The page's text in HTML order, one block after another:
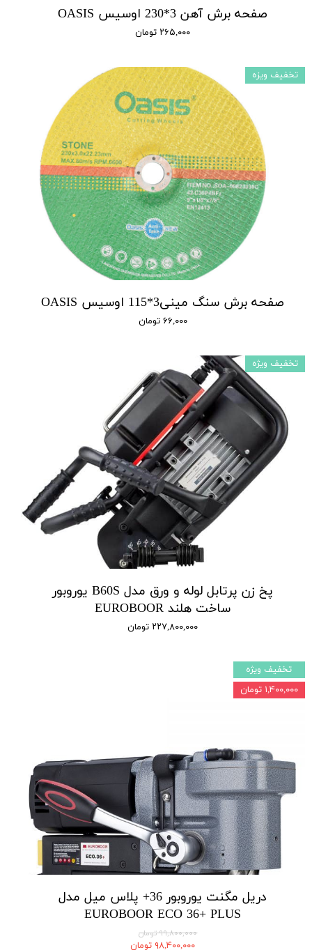
صفحه برش آهن 3*230 اوسیس OASIS
۲۶۵,۰۰۰ تومان
صفحه برش سنگ مینی3*115 اوسیس OASIS
۶۶,۰۰۰ تومان
تخفیف ویزه
پخ زن پرتابل لوله و ورق مدل B60S یوروبور
ساخت هلند EUROBOOR
۲۲۷,۸۰۰,۰۰۰ تومان
تخفیف ویژه
دریل مگنت یوروبور 36+ پلاس میل مدل
EUROBOOR ECO 36+ PLUS
۹۹,۸۰۰,۰۰۰ تومان
۹۸,۴۰۰,۰۰۰ تومان
تخفیف ویژه
۱,۴۰۰,۰۰۰ تومان